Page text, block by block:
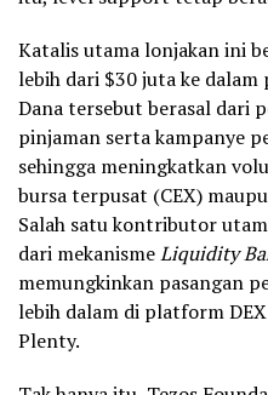
Katalis utama lonjakan ini
lebih dari $30 juta ke dalam
Dana tersebut berasal dari
pinjaman serta kampanye
sehingga meningkatkan
bursa terpusat (CEX)
Salah satu kontributor
dari mekanismeLiquidity
memungkinkan pasangan
lebih dalam di platform
Plenty.